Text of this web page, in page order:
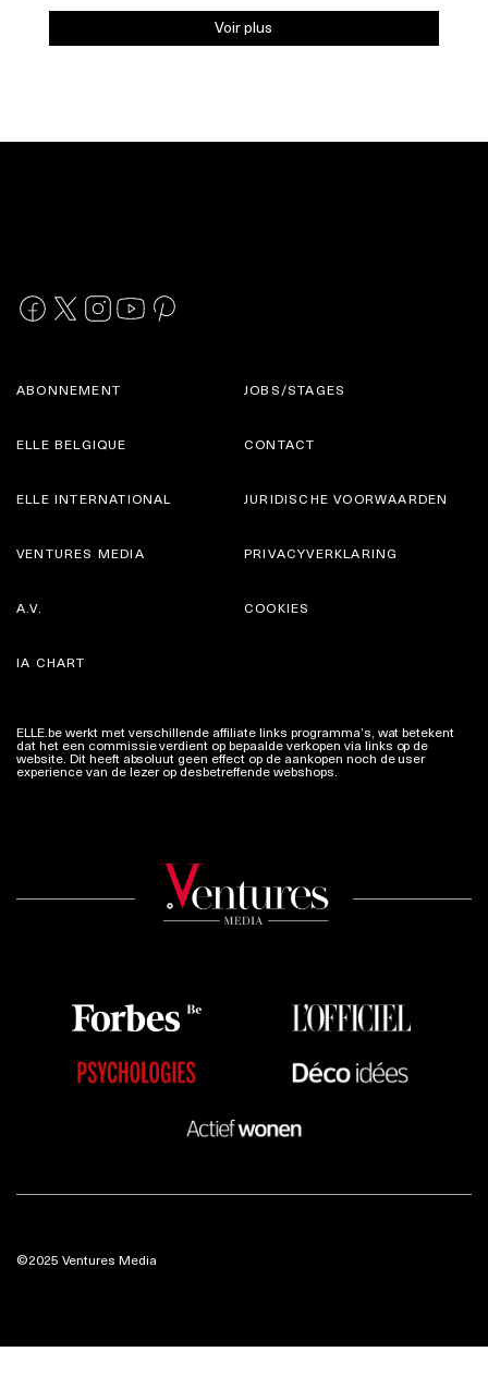
Voir plus
ABONNEMENT
ELLE BELGIQUE
JOBS/STAGES
CONTACT
ELLE INTERNATIONAL
VENTURES MEDIA
JURIDISCHE VOORWAARDEN
PRIVACYVERKLARING
A.V.
IA CHART
COOKIES
ELLE.be werkt met verschillende affiliate links programma’s, wat betekent
dat het een commissie verdient op bepaalde verkopen via links op de
website. Dit heeft absoluut geen effect op de aankopen noch de user
experience van de lezer op desbetreffende webshops.
©2025 Ventures Media